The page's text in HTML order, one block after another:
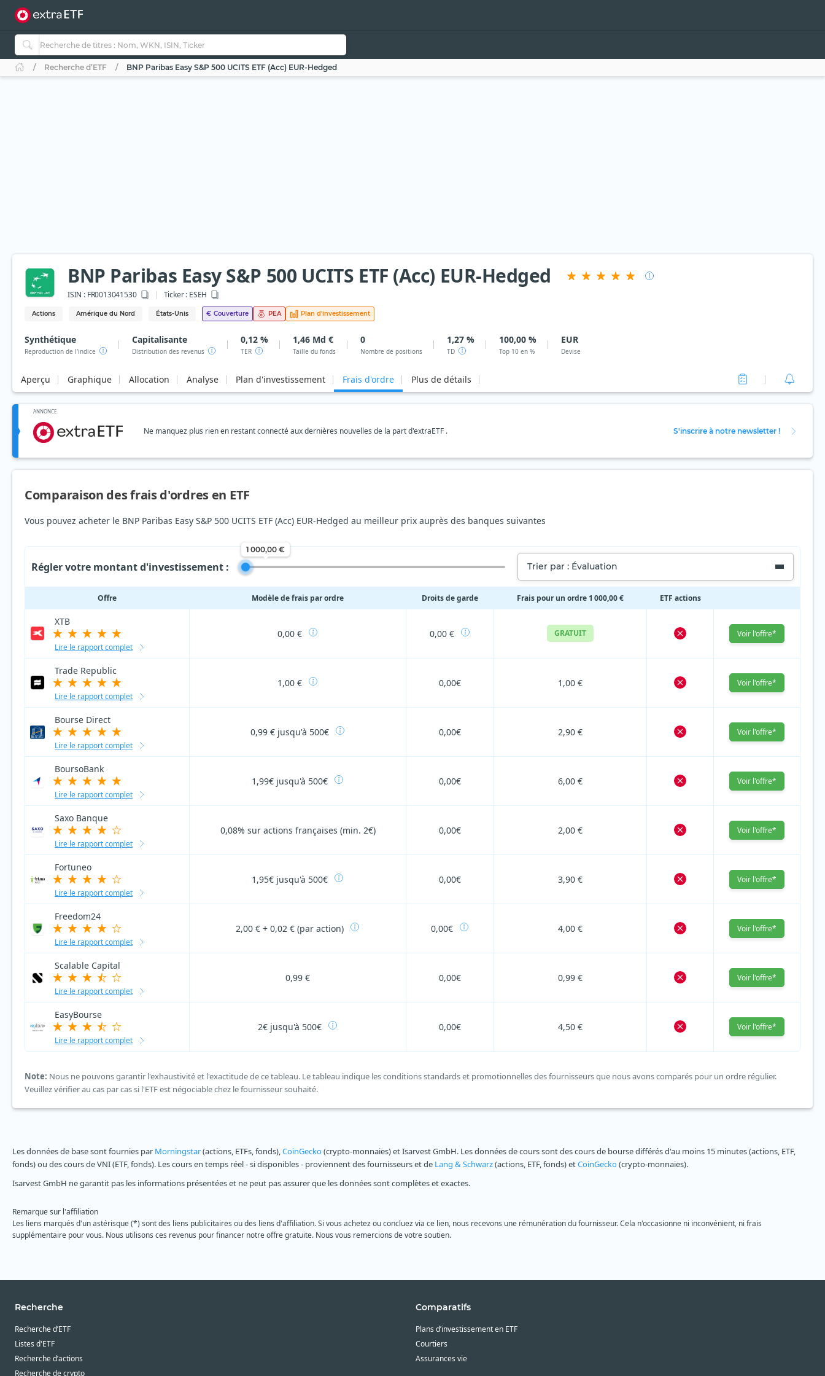
Recherche d’ETF BNP Paribas Easy S&P 500 UCITS ETF (Acc) EUR-Hedged
BNP Paribas Easy S&P 500 UCITS ETF (Acc) EUR-Hedged
ISIN :FR0013041530 Ticker : ESEH
Actions Amérique du Nord États-Unis € Couverture PEA Plan d'investissement
Synthétique
Reproduction de l'indice
Capitalisante
Distribution des revenus
0,12 %
TER
1,46 Md €
Taille du fonds
0
Nombre de positions
1,27 %
TD
100,00 %
Top 10 en %
EUR
Devise
Aperçu Graphique Allocation Analyse Plan d'investissement Frais d'ordre Plus de détails
ANNONCE
Ne manquez plus rien en restant connecté aux dernières nouvelles de la part d'extraETF . S'inscrire à notre newsletter !
Comparaison des frais d'ordres en ETF
Vous pouvez acheter le BNP Paribas Easy S&P 500 UCITS ETF (Acc) EUR-Hedged au meilleur prix auprès des banques suivantes
Régler votre montant d'investissement :
1 000,00 €
Trier par : Évaluation
Offre Modèle de frais par ordre Droits de garde Frais pour un ordre 1 000,00 € ETF actions
XTB
Lire le rapport complet
0,00 € 0,00 € GRATUIT Voir l'offre*
Trade Republic
Lire le rapport complet
1,00 € 0,00€ 1,00 € Voir l'offre*
Bourse Direct
Lire le rapport complet
0,99 € jusqu'à 500€ 0,00€ 2,90 € Voir l'offre*
BoursoBank
Lire le rapport complet
1,99€ jusqu'à 500€ 0,00€ 6,00 € Voir l'offre*
Saxo Banque
Lire le rapport complet
0,08% sur actions françaises (min. 2€) 0,00€ 2,00 € Voir l'offre*
Fortuneo
Lire le rapport complet
1,95€ jusqu'à 500€ 0,00€ 3,90 € Voir l'offre*
Freedom24
Lire le rapport complet
2,00 € + 0,02 € (par action) 0,00€ 4,00 € Voir l'offre*
Scalable Capital
Lire le rapport complet
0,99 € 0,00€ 0,99 € Voir l'offre*
EasyBourse
Lire le rapport complet
2€ jusqu'à 500€ 0,00€ 4,50 € Voir l'offre*
Note: Nous ne pouvons garantir l'exhaustivité et l'exactitude de ce tableau. Le tableau indique les conditions standards et promotionnelles des fournisseurs que nous avons comparés pour un ordre régulier.
Veuillez vérifier au cas par cas si l'ETF est négociable chez le fournisseur souhaité.
Les données de base sont fournies par Morningstar(actions, ETFs, fonds),CoinGecko(crypto-monnaies) et Isarvest GmbH. Les données de cours sont des cours de bourse différés d'au moins 15 minutes (actions, ETF,
fonds) ou des cours de VNI (ETF, fonds). Les cours en temps réel - si disponibles - proviennent des fournisseurs et de Lang & Schwarz(actions, ETF, fonds) etCoinGecko(crypto-monnaies).
Isarvest GmbH ne garantit pas les informations présentées et ne peut pas assurer que les données sont complètes et exactes.
Remarque sur l'affiliation
Les liens marqués d'un astérisque (*) sont des liens publicitaires ou des liens d'affiliation. Si vous achetez ou concluez via ce lien, nous recevons une rémunération du fournisseur. Cela n'occasionne ni inconvénient, ni frais
supplémentaire pour vous. Nous utilisons ces revenus pour financer notre offre gratuite. Nous vous remercions de votre soutien.
Recherche
Recherche d’ETF
Listes d'ETF
Recherche d’actions
Recherche de crypto
Comparatifs
Plans d’investissement en ETF
Courtiers
Assurances vie